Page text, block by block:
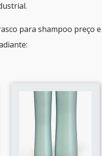
para shampoo preço